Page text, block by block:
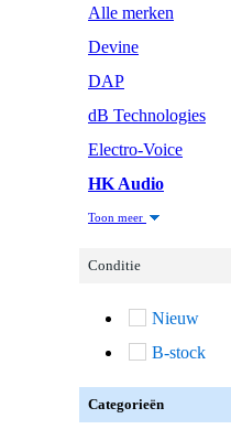
Alle merken
Devine
DAP
dB Technologies
Electro-Voice
HK Audio
Toon meer
Conditie
Nieuw
B-stock
Categorieën